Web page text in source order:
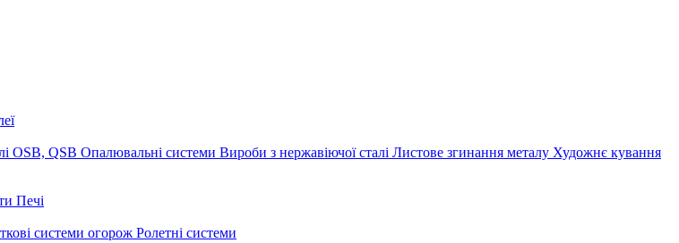
OSB, QSB Опалювальні системи Вироби з нержавіючої сталі Листове згинання металу Художнє кування
Печі
системи огорож Ролетні системи